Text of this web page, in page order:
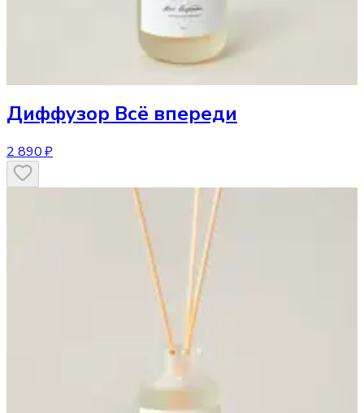
Диффузор Всё впереди
2 890 ₽